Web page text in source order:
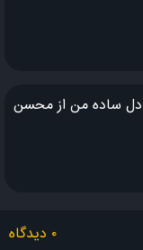
دل ساده من از محسن
۰ دیدگاه